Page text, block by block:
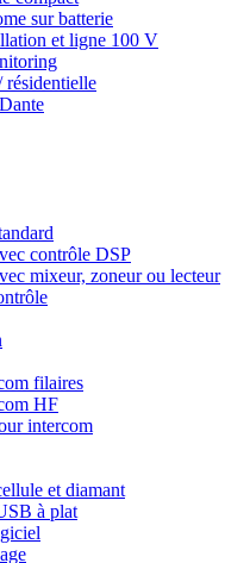
sur batterie
et ligne 100 V
contrôle DSP
mixeur, zoneur ou lecteur
filaires
HF
intercom
et diamant
à plat